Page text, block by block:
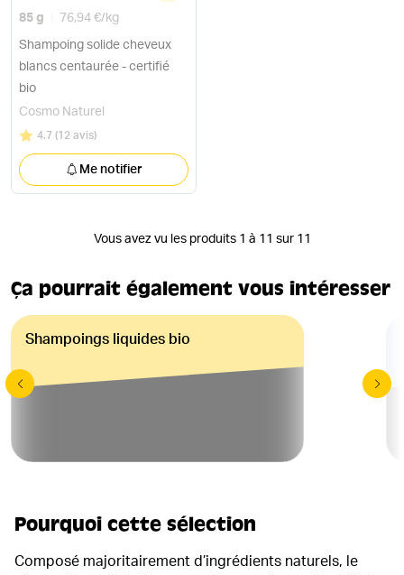
85 g 76,94 €/ kg
Shampoing solide cheveux
blancs centaurée - certifié
bio
Cosmo Naturel
Note
4.7 sur 5
(12 avis)
Me notifier
Vous avez vu les produits 1 à 11 sur 11
Ça pourrait également vous intéresser
Shampoings liquides bio
Pourquoi cette sélection
Composé majoritairement d’ingrédients naturels, le